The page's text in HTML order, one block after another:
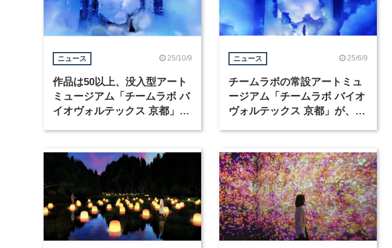
ニュース 25/10/9
作品は50以上、没入型アート
ミュージアム「チームラボ バ
イオヴォルテックス 京都」が
ニュース 25/6/9
チームラボの常設アートミュ
ージアム「チームラボ バイオ
ヴォルテックス 京都」が、